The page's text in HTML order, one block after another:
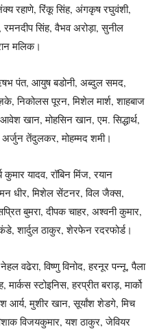
रहाणे, रिंकू सिंह, अंगकृष रघुवंशी,
सिंह, वैभव अरोड़ा, सुनील
मलिक।
पंत, आयुष बडोनी, अब्दुल समद,
निकोलस पूरन, मिशेल मार्श, शाहबाज
खान, मोहसिन खान, एम. सिद्धार्थ,
अर्जुन तेंदुलकर, मोहम्मद शमी।
यादव, रॉबिन मिंज, रयान
धीर, मिशेल सेंटनर, विल जैक्स,
बुमरा, दीपक चाहर, अश्वनी कुमार,
शार्दुल ठाकुर, शेरफेन रदरफोर्ड।
वढेरा, विष्णु विनोद, हरनूर पन्नू, पैला
स्टोइनिस, हरप्रीत बराड़, मार्को
आर्य, मुशीर खान, सूर्यांश शेडगे, मिच
विजयकुमार, यश ठाकुर, जेवियर